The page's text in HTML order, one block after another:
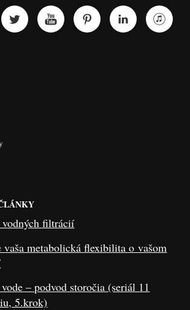
filtrácií
vaša metabolická flexibilita o vašom
– podvod storočia (seriál 11
5.krok)